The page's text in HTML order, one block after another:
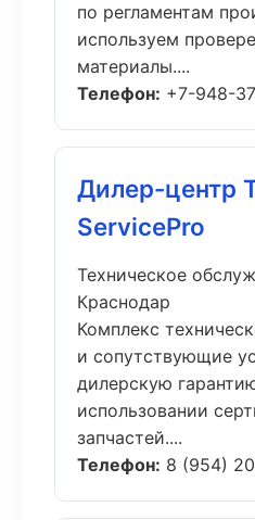
по регламентам
используем
материалы....
Телефон: +7-948-
Дилер-центр
ServicePro
Техническое
Краснодар
Комплекс
и сопутствующие
дилерскую
использовании
запчастей....
Телефон: 8 (954)